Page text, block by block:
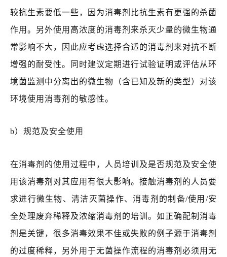
较抗生素要低一些，因为消毒剂比抗生素有更强的杀菌
作用。另外使用高浓度的消毒剂来杀灭少量的微生物通
常影响不大，因此应考虑选择合适的消毒剂来对抗不断
增强的耐受性。同时建议定期进行试验证明或评估从环
境菌监测中分离出的微生物（含已知及新的类型）对该
环境使用消毒剂的敏感性。
b）规范及安全使用
在消毒剂的使用过程中，人员培训及是否规范及安全使
用该消毒剂对其应用有很大影响。接触消毒剂的人员要
求进行微生物、清洁灭菌操作、消毒剂的制备/使用/安
全处理废弃稀释及浓缩消毒剂的培训。如正确配制消毒
剂是关键，很多消毒效果不佳或失败的例子源于消毒剂
的过度稀释，另外用于无菌操作流程的消毒剂必须用无